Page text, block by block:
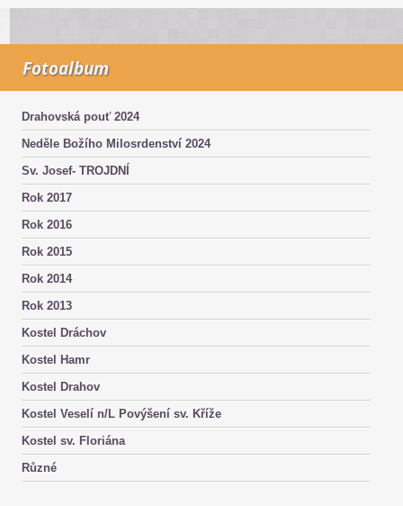
Fotoalbum
Drahovská pouť 2024
Neděle Božího Milosrdenství 2024
Sv. Josef- TROJDNÍ
Rok 2017
Rok 2016
Rok 2015
Rok 2014
Rok 2013
Kostel Dráchov
Kostel Hamr
Kostel Drahov
Kostel Veselí n/L Povýšení sv. Kříže
Kostel sv. Floriána
Různé